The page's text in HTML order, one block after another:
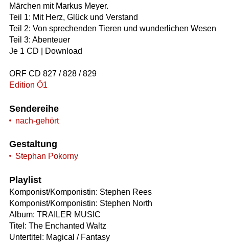
Märchen mit Markus Meyer.
Teil 1: Mit Herz, Glück und Verstand
Teil 2: Von sprechenden Tieren und wunderlichen Wesen
Teil 3: Abenteuer
Je 1 CD | Download
ORF CD 827 / 828 / 829
Edition Ö1
Sendereihe
nach-gehört
Gestaltung
Stephan Pokorny
Playlist
Komponist/Komponistin: Stephen Rees
Komponist/Komponistin: Stephen North
Album: TRAILER MUSIC
Titel: The Enchanted Waltz
Untertitel: Magical / Fantasy